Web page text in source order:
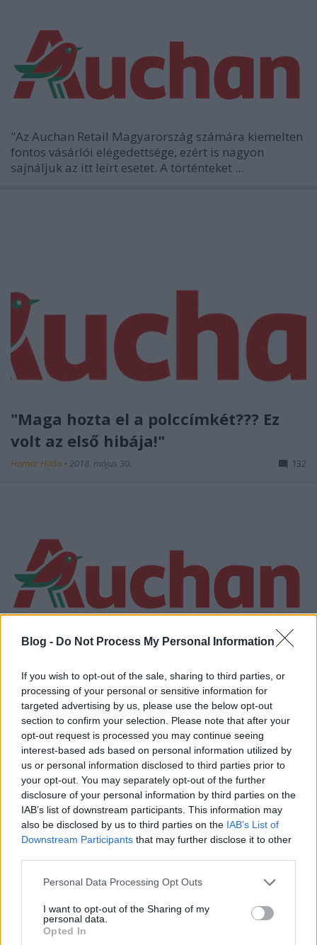
Blog - Do Not Process My Personal Information
If you wish to opt-out of the sale, sharing to third parties, or
processing of your personal or sensitive information for
targeted advertising by us, please use the below opt-out
section to confirm your selection. Please note that after your
opt-out request is processed you may continue seeing
interest-based ads based on personal information utilized by
us or personal information disclosed to third parties prior to
your opt-out. You may separately opt-out of the further
disclosure of your personal information by third parties on the
IAB’s list of downstream participants. This information may
also be disclosed by us to third parties on the IAB’s List of
Downstream Participants that may further disclose it to other
Please note that this website/app uses one or more Google
not limited to your visit or usage behaviour. You may click to
grant or deny consent to Google and its third-party tags to
use your data for below specified purposes in below Google
Personal Data Processing Opt Outs
I want to opt-out of the Sharing of my
personal data.
Opted In
"Az Auchan Retail Magyarország számára kiemelten
fontos vásárlói elégedettsége, ezért is nagyon
sajnáljuk az itt leírt esetet. A történteket ...
"Maga hozta el a polccímkét??? Ez
volt az első hibája!"
Homár Hilda • 2018. május 30. 132
Az alábbi beszámoló alapján a Savoya Parkban
elképzelése van a megfelelő vásárlói ...
Résen kell lenni az Auchanban!